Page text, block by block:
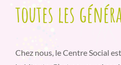
toutes les
Chez nous, le Centre Social